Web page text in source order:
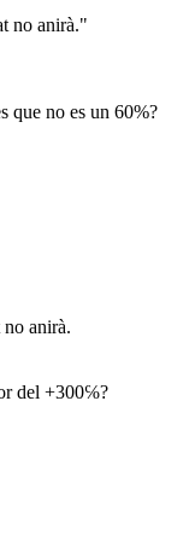
no anirà."
que no es un 60%?
anirà.
del +300℅?